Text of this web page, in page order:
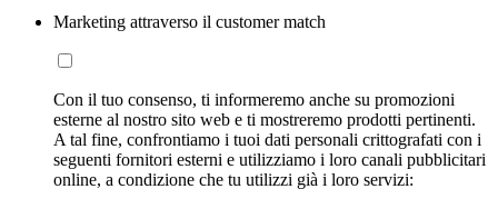
Marketing attraverso il customer match
Con il tuo consenso, ti informeremo anche su promozioni
esterne al nostro sito web e ti mostreremo prodotti pertinenti.
A tal fine, confrontiamo i tuoi dati personali crittografati con i
seguenti fornitori esterni e utilizziamo i loro canali pubblicitari
online, a condizione che tu utilizzi già i loro servizi: